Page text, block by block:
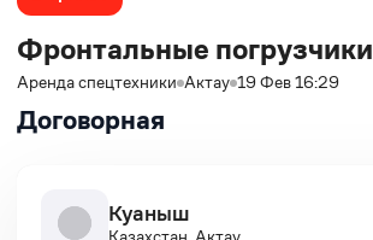
Фронтальные погрузчики
Аренда спецтехники Актау 19 Фев 16:29
Договорная
Куаныш